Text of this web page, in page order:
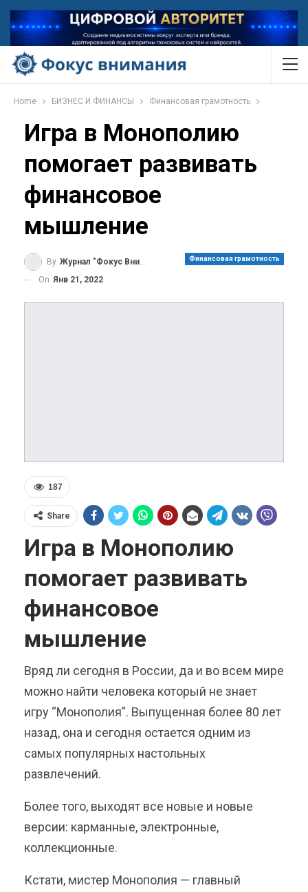
Home БИЗНЕС И ФИНАНСЫ Финансовая грамотность
Игра в Монополию
помогает развивать
финансовое
мышление
Финансовая грамотность
By Журнал "Фокус Внимания"
On Янв 21, 2022
187
Share
Игра в Монополию
помогает развивать
финансовое
мышление
Вряд ли сегодня в России, да и во всем мире
можно найти человека который не знает
игру “Монополия”. Выпущенная более 80 лет
назад, она и сегодня остается одним из
самых популярных настольных
развлечений.
Более того, выходят все новые и новые
версии: карманные, электронные,
коллекционные.
Кстати, мистер Монополия — главный